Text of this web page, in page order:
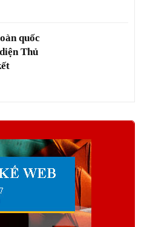
quốc
Thủ